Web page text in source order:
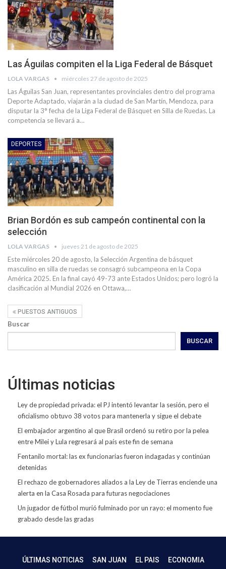
Las Águilas compiten el la Liga Federal de Básquet
LOLA VARGAS miércoles 27 de agosto de 2025
Las Águilas San Juan, representantes provinciales dentro del programa
Deporte Adaptado, viajarán a la ciudad de San Martín, Mendoza, para
disputar la 3° fecha de la Liga Federal de Básquet en Silla de Ruedas. La
competencia se llevará a…
DEPORTES
Brian Bordón es sub campeón continental con la
selección
LOLA VARGAS jueves 21 de agosto de 2025
Este miércoles 20 de agosto, la Selección Argentina de básquet
masculino en silla de ruedas se consagró subcampeona en la Copa
América 2025. En la final cayó 49-73 ante Estados Unidos; pero logró la
clasificación al Mundial 2026 en Ottawa,…
PUESTOS ANTIGUOS
Buscar
BUSCAR
Últimas noticias
Ley de propiedad privada: el PJ intentó levantar la sesión, pero el
oficialismo obtuvo 38 votos para mantenerla y sigue el debate
El embajador argentino al que Brasil ordenó su retiro por la pelea
entre Milei y Lula regresará al país este fin de semana
Fentanilo mortal: las ex funcionarias fueron indagadas y continúan
detenidas
El rechazo de gobernadores aliados a la Ley de Tierras enciende una
alerta en la Casa Rosada para futuras negociaciones
Un jugador de fútbol murió fulminado por un rayo: el momento fue
grabado desde las gradas
ÚLTIMAS NOTICIAS SAN JUAN EL PAIS ECONOMIA